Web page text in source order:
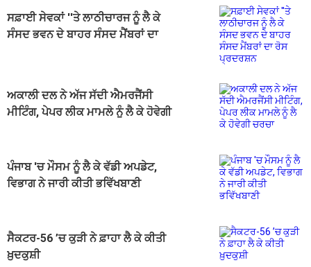
ਸਫ਼ਾਈ ਸੇਵਕਾਂ ''ਤੇ ਲਾਠੀਚਾਰਜ ਨੂੰ ਲੈ ਕੇ
ਸੰਸਦ ਭਵਨ ਦੇ ਬਾਹਰ ਸੰਸਦ ਮੈਂਬਰਾਂ ਦਾ
ਅਕਾਲੀ ਦਲ ਨੇ ਅੱਜ ਸੱਦੀ ਐਮਰਜੈਂਸੀ
ਮੀਟਿੰਗ, ਪੇਪਰ ਲੀਕ ਮਾਮਲੇ ਨੂੰ ਲੈ ਕੇ ਹੋਵੇਗੀ
ਪੰਜਾਬ 'ਚ ਮੌਸਮ ਨੂੰ ਲੈ ਕੇ ਵੱਡੀ ਅਪਡੇਟ,
ਵਿਭਾਗ ਨੇ ਜਾਰੀ ਕੀਤੀ ਭਵਿੱਖਬਾਣੀ
ਸੈਕਟਰ-56 ’ਚ ਕੁੜੀ ਨੇ ਫ਼ਾਹਾ ਲੈ ਕੇ ਕੀਤੀ
ਖ਼ੁਦਕੁਸ਼ੀ